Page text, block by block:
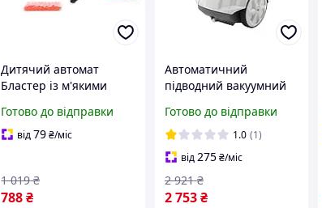
Дитячий автомат
Бластер із м'якими
Червоний
Готово до відправки
від79₴/міс
788₴
1 019 ₴
Автоматичний
підводний вакуумний
Інтекс 3407-5678 л/год
Готово до відправки
1.0 (1)
від 275 ₴/міс
2 753 ₴
2 921 ₴